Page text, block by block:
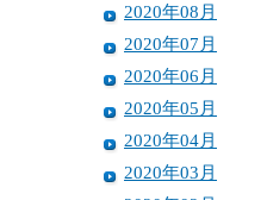
2020年08月
2020年07月
2020年06月
2020年05月
2020年04月
2020年03月